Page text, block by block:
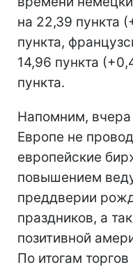
на 22,39 пункта
пункта,
14,96 пункта
пункта.
Напомним,
Европе не
европейские
повышением
преддверии
праздников, а
позитивной
По итогам